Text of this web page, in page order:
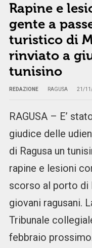
Rapine e
gente a
turistico di
rinviato a
tunisino
REDAZIONE RAGUSA 21/
RAGUSA – E’
giudice delle
di Ragusa un
rapine e lesioni
scorso al porto di
giovani ragusani.
Tribunale
febbraio